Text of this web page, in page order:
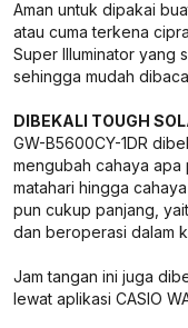
Aman untuk dipakai
atau cuma terkena
Super Illuminator yang
sehingga mudah
DIBEKALI TOUGH
GW-B5600CY-1DR
mengubah cahaya apa
matahari hingga
pun cukup panjang,
dan beroperasi dalam
Jam tangan ini juga
lewat aplikasi CASIO